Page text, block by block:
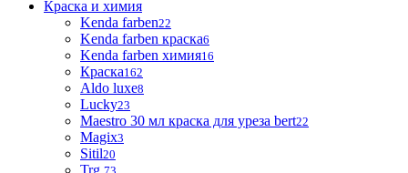
Краска и химия
Kenda farben22
Kenda farben краска6
Kenda farben химия16
Краска162
Aldo luxe8
Lucky23
Maestro 30 мл краска для уреза bert22
Magix3
Sitil20
Trg